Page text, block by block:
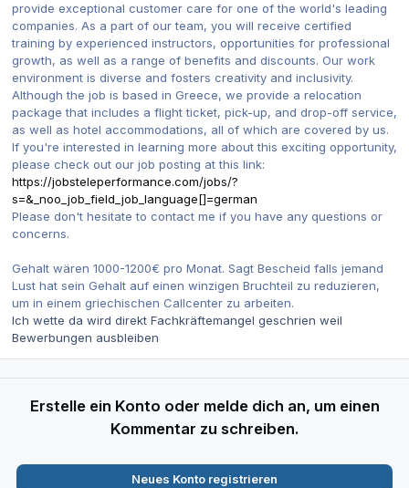
provide exceptional customer care for one of the world's leading
companies. As a part of our team, you will receive certified
training by experienced instructors, opportunities for professional
growth, as well as a range of benefits and discounts. Our work
environment is diverse and fosters creativity and inclusivity.
Although the job is based in Greece, we provide a relocation
package that includes a flight ticket, pick-up, and drop-off service,
as well as hotel accommodations, all of which are covered by us.
If you're interested in learning more about this exciting opportunity,
please check out our job posting at this link:
https://jobsteleperformance.com/jobs/?
s=&_noo_job_field_job_language[]=german
Please don't hesitate to contact me if you have any questions or
concerns.
Gehalt wären 1000-1200€ pro Monat. Sagt Bescheid falls jemand
Lust hat sein Gehalt auf einen winzigen Bruchteil zu reduzieren,
um in einem griechischen Callcenter zu arbeiten.
Ich wette da wird direkt Fachkräftemangel geschrien weil
Bewerbungen ausbleiben
Erstelle ein Konto oder melde dich an, um einen
Kommentar zu schreiben.
Neues Konto registrieren